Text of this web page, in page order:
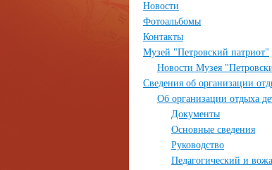
Новости
Фотоальбомы
Контакты
Музей "Петровский патриот"
Новости Музея
Сведения об организации
Об организации отдыха
Документы
Основные сведения
Руководство
Педагогический и